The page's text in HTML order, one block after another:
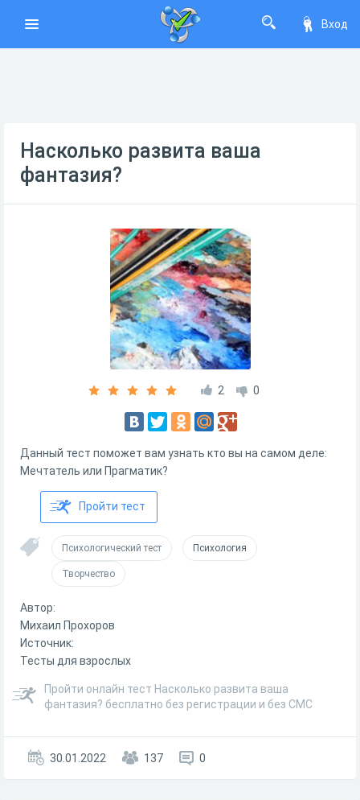
Вход
Насколько развита ваша
фантазия?
2 0
Данный тест поможет вам узнать кто вы на самом деле:
Мечтатель или Прагматик?
Пройти тест
Психологический тест Психология
Творчество
Автор:
Михаил Прохоров
Источник:
Тесты для взрослых
Пройти онлайн тест Насколько развита ваша
фантазия? бесплатно без регистрации и без СМС
30.01.2022 137 0